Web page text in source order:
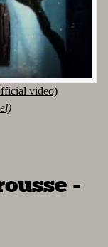
video)
-